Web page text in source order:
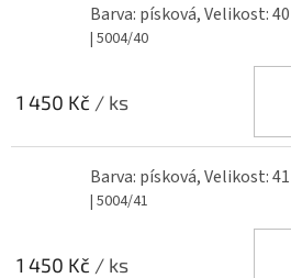
Barva: písková, Velikost: 40
| 5004/40
1 450 Kč / ks
Barva: písková, Velikost: 41
| 5004/41
1 450 Kč / ks